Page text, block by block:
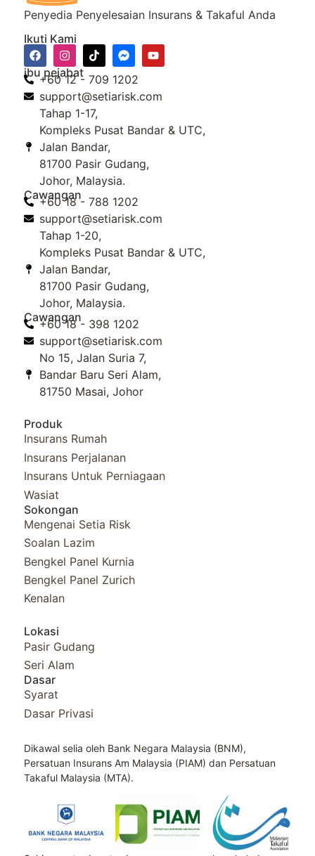
Penyedia Penyelesaian Insurans & Takaful Anda
Ikuti Kami
ibu pejabat
+60 12 - 709 1202
support@setiarisk.com
Tahap 1-17,
Kompleks Pusat Bandar & UTC,
Jalan Bandar,
81700 Pasir Gudang,
Johor, Malaysia.
Cawangan
+60 18 - 788 1202
support@setiarisk.com
Tahap 1-20,
Kompleks Pusat Bandar & UTC,
Jalan Bandar,
81700 Pasir Gudang,
Johor, Malaysia.
Cawangan
+60 18 - 398 1202
support@setiarisk.com
No 15, Jalan Suria 7,
Bandar Baru Seri Alam,
81750 Masai, Johor
Produk
Insurans Rumah
Insurans Perjalanan
Insurans Untuk Perniagaan
Wasiat
Sokongan
Mengenai Setia Risk
Soalan Lazim
Bengkel Panel Kurnia​
Bengkel Panel Zurich
Kenalan
Lokasi
Pasir Gudang
Seri Alam
Dasar
Syarat
Dasar Privasi
Dikawal selia oleh Bank Negara Malaysia (BNM),
Persatuan Insurans Am Malaysia (PIAM) dan Persatuan
Takaful Malaysia (MTA).